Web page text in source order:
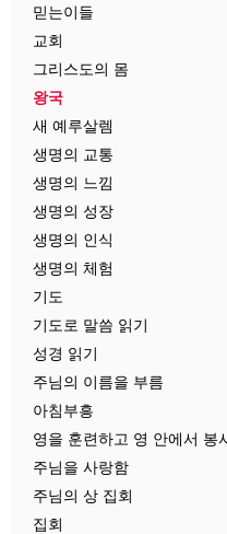
믿는이들
교회
그리스도의 몸
왕국
새 예루살렘
생명의 교통
생명의 느낌
생명의 성장
생명의 인식
생명의 체험
기도
기도로 말씀 읽기
성경 읽기
주님의 이름을 부름
아침부흥
영을 훈련하고 영 안에서 봉
주님을 사랑함
주님의 상 집회
집회